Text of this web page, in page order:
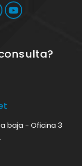
baja - Oficina 3